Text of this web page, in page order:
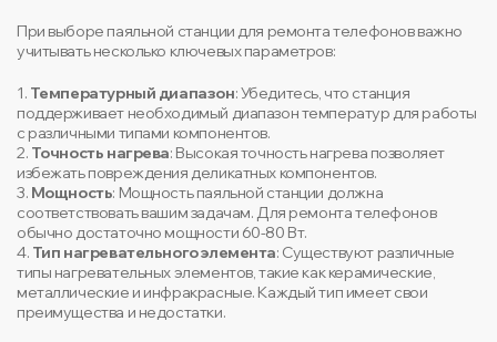
При выборе паяльной станции для ремонта телефонов важно
учитывать несколько ключевых параметров:
1. Температурный диапазон: Убедитесь, что станция
поддерживает необходимый диапазон температур для работы
с различными типами компонентов.
2. Точность нагрева: Высокая точность нагрева позволяет
избежать повреждения деликатных компонентов.
3. Мощность: Мощность паяльной станции должна
соответствовать вашим задачам. Для ремонта телефонов
обычно достаточно мощности 60-80 Вт.
4. Тип нагревательного элемента: Существуют различные
типы нагревательных элементов, такие как керамические,
металлические и инфракрасные. Каждый тип имеет свои
преимущества и недостатки.